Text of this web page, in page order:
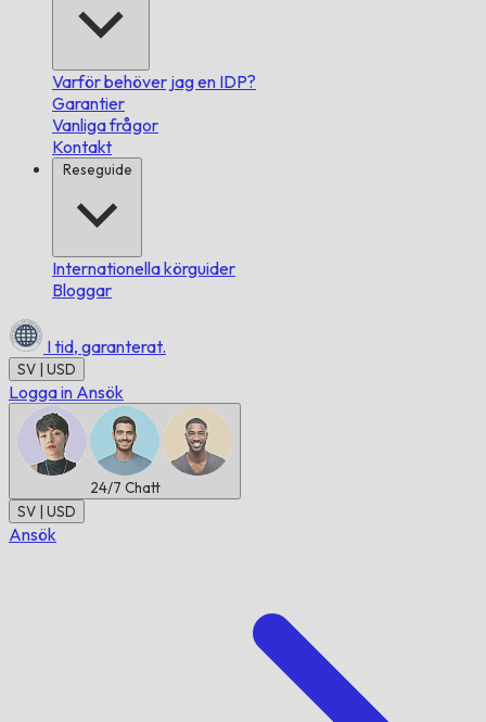
Varför behöver jag en IDP?
Garantier
Vanliga frågor
Kontakt
Reseguide
Internationella körguider
Bloggar
I tid, garanterat.
SV | USD
Logga in Ansök
24/7 Chatt
SV | USD
Ansök